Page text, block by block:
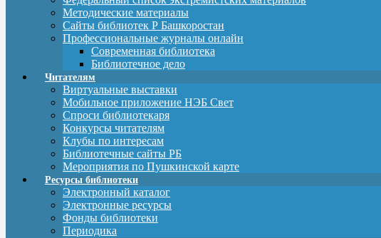
Методические материалы
Сайты библиотек Р Башкоростан
Профессиональные журналы онлайн
Современная библиотека
Библиотечное дело
Читателям
Виртуальные выставки
Мобильное приложение НЭБ Свет
Спроси библиотекаря
Конкурсы читателям
Клубы по интересам
Библиотечные сайты РБ
Мероприятия по Пушкинской карте
Ресурсы библиотеки
Электронный каталог
Электронные ресурсы
Фонды библиотеки
Периодика